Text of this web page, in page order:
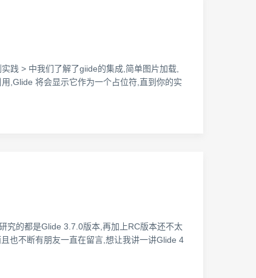
践 > 中我们了解了giide的集成,简单图片加载,
,Glide 将会显示它作为一个占位符,直到你的实
究的都是Glide 3.7.0版本,再加上RC版本还不太
也不断有朋友一直在留言,想让我讲一讲Glide 4